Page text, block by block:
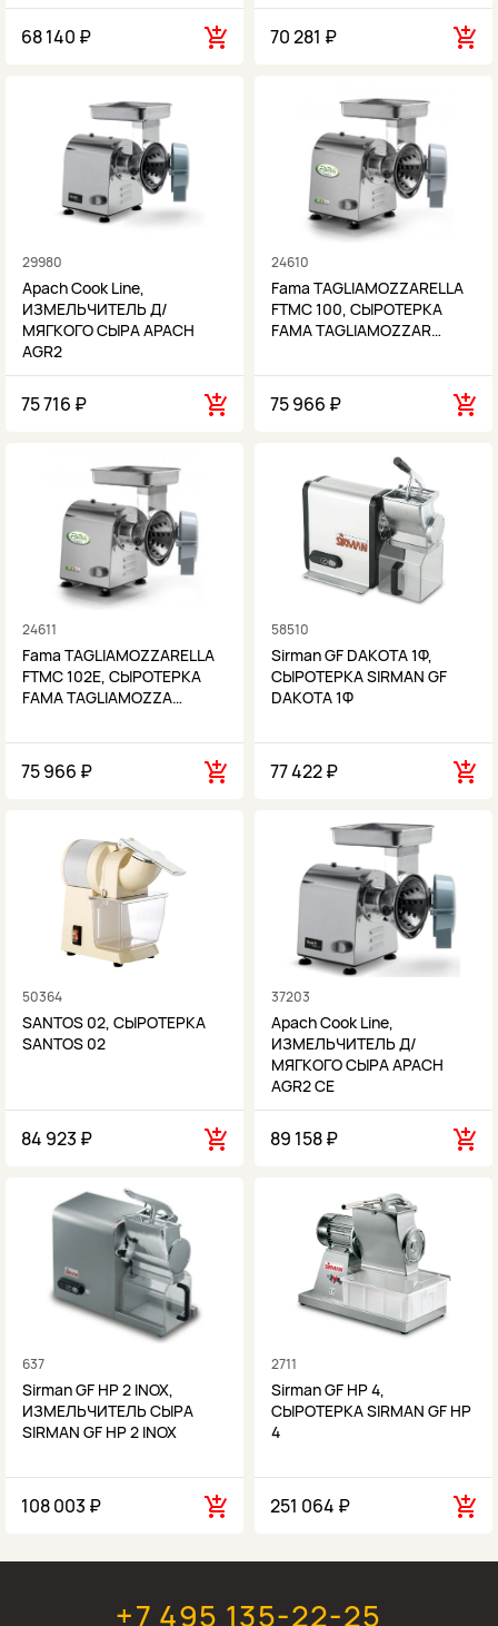
68 140 ₽ 70 281 ₽
29980
Apach Cook Line,
ИЗМЕЛЬЧИТЕЛЬ Д/
МЯГКОГО СЫРА APACH
AGR2
75 716 ₽
24610
Fama TAGLIAMOZZARELLA
FTMC 100, СЫРОТЕРКА
FAMA TAGLIAMOZZAR…
75 966 ₽
24611
Fama TAGLIAMOZZARELLA
FTMC 102E, СЫРОТЕРКА
FAMA TAGLIAMOZZA…
75 966 ₽
58510
Sirman GF DAKOTA 1Ф,
СЫРОТЕРКА SIRMAN GF
DAKOTA 1Ф
77 422 ₽
50364
SANTOS 02, СЫРОТЕРКА
SANTOS 02
84 923 ₽
37203
Apach Cook Line,
ИЗМЕЛЬЧИТЕЛЬ Д/
МЯГКОГО СЫРА APACH
AGR2 CE
89 158 ₽
637
Sirman GF HP 2 INOX,
ИЗМЕЛЬЧИТЕЛЬ СЫРА
SIRMAN GF HP 2 INOX
108 003 ₽
2711
Sirman GF HP 4,
СЫРОТЕРКА SIRMAN GF HP
4
251 064 ₽
+7 495 135-22-25